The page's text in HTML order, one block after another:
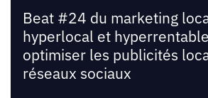
Beat #24 du marketing
hyperlocal et
optimiser les publicités
réseaux sociaux